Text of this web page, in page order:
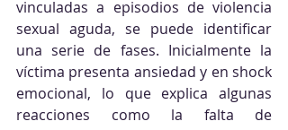
vinculadas a episodios de violencia
sexual aguda, se puede identificar
una serie de fases. Inicialmente la
víctima presenta ansiedad y en shock
emocional, lo que explica algunas
reacciones como la falta de